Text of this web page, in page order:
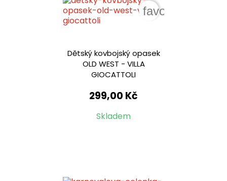
Dětský kovbojský opasek
OLD WEST - VILLA
GIOCATTOLI
299,00 Kč
Skladem
favorite_border